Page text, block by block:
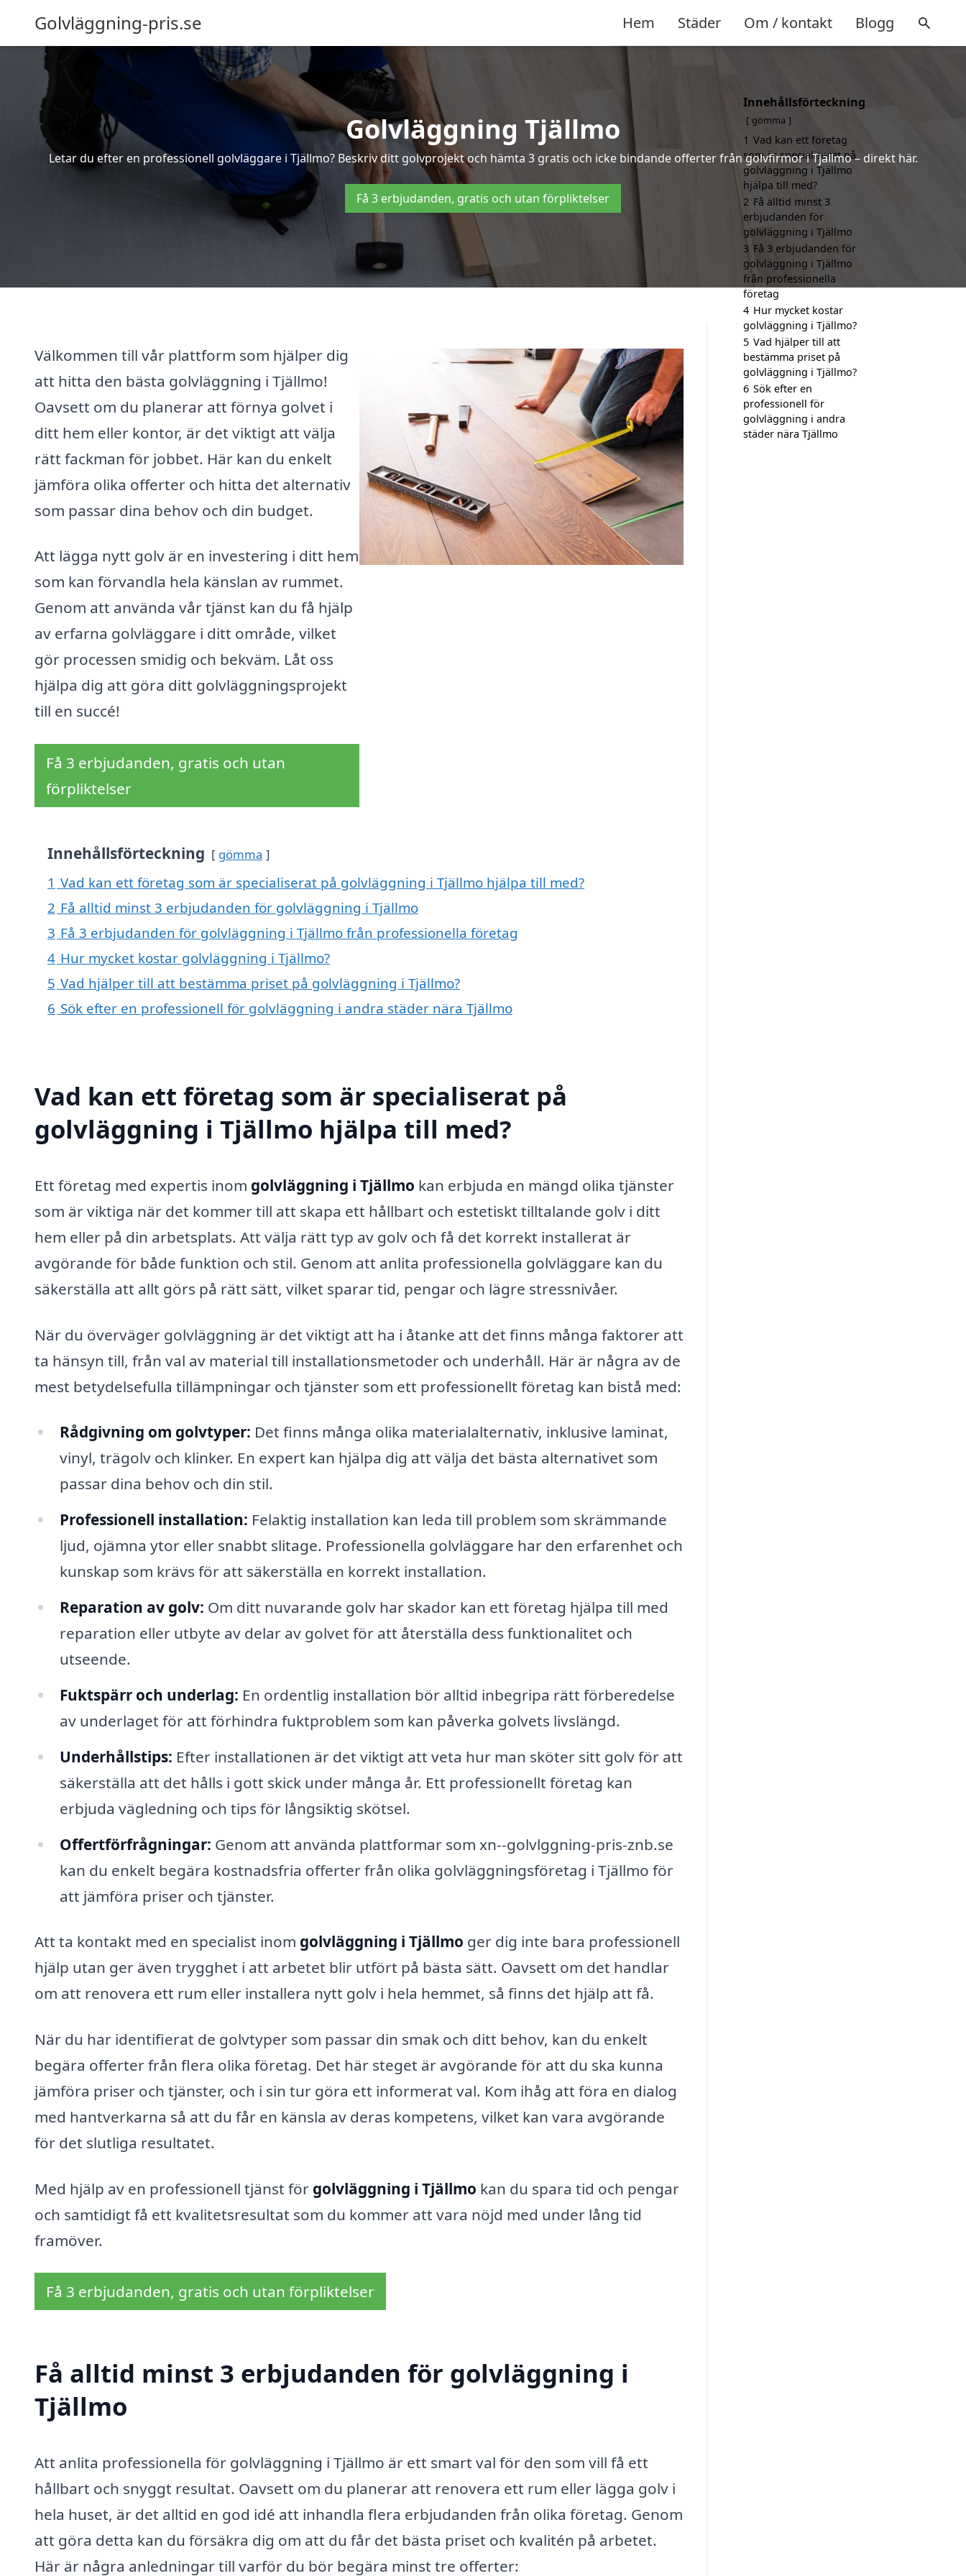
Golvläggning-pris.se Hem Städer Om / kontakt Blogg
Golvläggning Tjällmo
Letar du efter en professionell golvläggare i Tjällmo? Beskriv ditt golvprojekt och hämta 3 gratis och icke bindande offerter från golvfirmor i Tjällmo – direkt här.
Få 3 erbjudanden, gratis och utan förpliktelser
Välkommen till vår plattform som hjälper dig
att hitta den bästa golvläggning i Tjällmo!
Oavsett om du planerar att förnya golvet i
ditt hem eller kontor, är det viktigt att välja
rätt fackman för jobbet. Här kan du enkelt
jämföra olika offerter och hitta det alternativ
som passar dina behov och din budget.
Att lägga nytt golv är en investering i ditt hem
som kan förvandla hela känslan av rummet.
Genom att använda vår tjänst kan du få hjälp
av erfarna golvläggare i ditt område, vilket
gör processen smidig och bekväm. Låt oss
hjälpa dig att göra ditt golvläggningsprojekt
till en succé!
Få 3 erbjudanden, gratis och utan
förpliktelser
Innehållsförteckning gömma
1 Vad kan ett företag som är specialiserat på golvläggning i Tjällmo hjälpa till med?
2 Få alltid minst 3 erbjudanden för golvläggning i Tjällmo
3 Få 3 erbjudanden för golvläggning i Tjällmo från professionella företag
4 Hur mycket kostar golvläggning i Tjällmo?
5 Vad hjälper till att bestämma priset på golvläggning i Tjällmo?
6 Sök efter en professionell för golvläggning i andra städer nära Tjällmo
Vad kan ett företag som är specialiserat på
golvläggning i Tjällmo hjälpa till med?
Ett företag med expertis inom golvläggning i Tjällmo kan erbjuda en mängd olika tjänster
som är viktiga när det kommer till att skapa ett hållbart och estetiskt tilltalande golv i ditt
hem eller på din arbetsplats. Att välja rätt typ av golv och få det korrekt installerat är
avgörande för både funktion och stil. Genom att anlita professionella golvläggare kan du
säkerställa att allt görs på rätt sätt, vilket sparar tid, pengar och lägre stressnivåer.
När du överväger golvläggning är det viktigt att ha i åtanke att det finns många faktorer att
ta hänsyn till, från val av material till installationsmetoder och underhåll. Här är några av de
mest betydelsefulla tillämpningar och tjänster som ett professionellt företag kan bistå med:
Rådgivning om golvtyper: Det finns många olika materialalternativ, inklusive laminat,
vinyl, trägolv och klinker. En expert kan hjälpa dig att välja det bästa alternativet som
passar dina behov och din stil.
Professionell installation: Felaktig installation kan leda till problem som skrämmande
ljud, ojämna ytor eller snabbt slitage. Professionella golvläggare har den erfarenhet och
kunskap som krävs för att säkerställa en korrekt installation.
Reparation av golv: Om ditt nuvarande golv har skador kan ett företag hjälpa till med
reparation eller utbyte av delar av golvet för att återställa dess funktionalitet och
utseende.
Fuktspärr och underlag: En ordentlig installation bör alltid inbegripa rätt förberedelse
av underlaget för att förhindra fuktproblem som kan påverka golvets livslängd.
Underhållstips: Efter installationen är det viktigt att veta hur man sköter sitt golv för att
säkerställa att det hålls i gott skick under många år. Ett professionellt företag kan
erbjuda vägledning och tips för långsiktig skötsel.
Offertförfrågningar: Genom att använda plattformar som xn--golvlggning-pris-znb.se
kan du enkelt begära kostnadsfria offerter från olika golvläggningsföretag i Tjällmo för
att jämföra priser och tjänster.
Att ta kontakt med en specialist inom golvläggning i Tjällmo ger dig inte bara professionell
hjälp utan ger även trygghet i att arbetet blir utfört på bästa sätt. Oavsett om det handlar
om att renovera ett rum eller installera nytt golv i hela hemmet, så finns det hjälp att få.
När du har identifierat de golvtyper som passar din smak och ditt behov, kan du enkelt
begära offerter från flera olika företag. Det här steget är avgörande för att du ska kunna
jämföra priser och tjänster, och i sin tur göra ett informerat val. Kom ihåg att föra en dialog
med hantverkarna så att du får en känsla av deras kompetens, vilket kan vara avgörande
för det slutliga resultatet.
Med hjälp av en professionell tjänst för golvläggning i Tjällmo kan du spara tid och pengar
och samtidigt få ett kvalitetsresultat som du kommer att vara nöjd med under lång tid
framöver.
Få 3 erbjudanden, gratis och utan förpliktelser
Få alltid minst 3 erbjudanden för golvläggning i
Tjällmo
Att anlita professionella för golvläggning i Tjällmo är ett smart val för den som vill få ett
hållbart och snyggt resultat. Oavsett om du planerar att renovera ett rum eller lägga golv i
hela huset, är det alltid en god idé att inhandla flera erbjudanden från olika företag. Genom
att göra detta kan du försäkra dig om att du får det bästa priset och kvalitén på arbetet.
Här är några anledningar till varför du bör begära minst tre offerter:
Innehållsförteckning
gömma
1 Vad kan ett företag
som är specialiserat på
golvläggning i Tjällmo
hjälpa till med?
2 Få alltid minst 3
erbjudanden för
golvläggning i Tjällmo
3 Få 3 erbjudanden för
golvläggning i Tjällmo
från professionella
företag
4 Hur mycket kostar
golvläggning i Tjällmo?
5 Vad hjälper till att
bestämma priset på
golvläggning i Tjällmo?
6 Sök efter en
professionell för
golvläggning i andra
städer nära Tjällmo